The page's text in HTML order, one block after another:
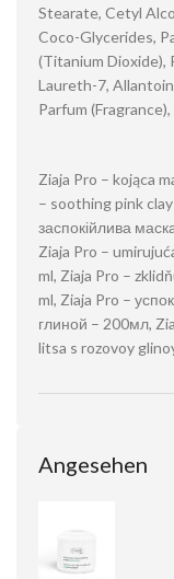
Stearate, Cetyl
Coco-Glycerides,
(Titanium Dioxide),
Laureth-7,
Parfum
Ziaja Pro – kojąca
– soothing pink
заспокійлива
Ziaja Pro –
ml, Ziaja Pro –
ml, Ziaja Pro –
глиной – 200мл,
litsa s rozovoy
Angesehen